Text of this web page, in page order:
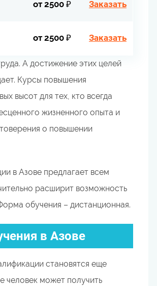
от 2500 ₽ Заказать
от 2500 ₽ Заказать
А достижение этих целей
Курсы повышения
высот для тех, кто всегда
жизненного опыта и
о повышении
в Азове предлагает всем
расширит возможность
обучения – дистанционная.
в Азове
становятся еще
человек может получить